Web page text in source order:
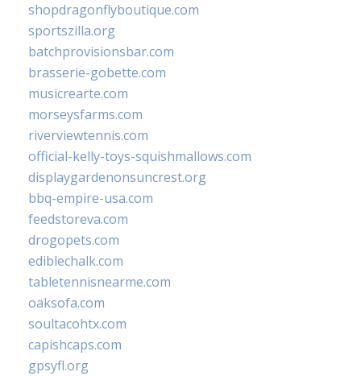
shopdragonflyboutique.com
sportszilla.org
batchprovisionsbar.com
brasserie-gobette.com
musicrearte.com
morseysfarms.com
riverviewtennis.com
official-kelly-toys-squishmallows.com
displaygardenonsuncrest.org
bbq-empire-usa.com
feedstoreva.com
drogopets.com
ediblechalk.com
tabletennisnearme.com
oaksofa.com
soultacohtx.com
capishcaps.com
gpsyfl.org